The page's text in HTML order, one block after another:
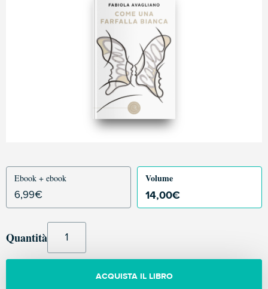
Ebook + ebook
6,99€
Volume
14,00€
Quantità
ACQUISTA IL LIBRO